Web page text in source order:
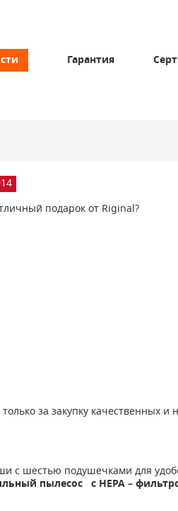
Гарантия
подарок от Riginal?
за закупку качественных
с шестью подушечками для
пылесос с НЕРА –